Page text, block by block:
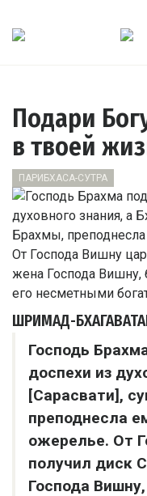
Подари
в твоей
ПАРИБХАСА-СУТРА
ШРИМАД-
Господь
доспехи из
[Сарасвати],
преподнесла
ожерелье. От
получил диск
Господа